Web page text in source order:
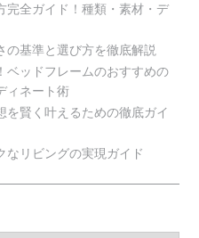
完全ガイド！種類・素材・デ
の基準と選び方を徹底解説
ベッドフレームのおすすめの
ィネート術
を賢く叶えるための徹底ガイ
なリビングの実現ガイド